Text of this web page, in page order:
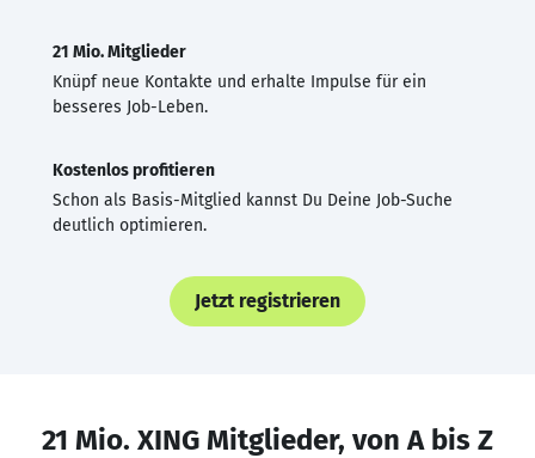
21 Mio. Mitglieder
Knüpf neue Kontakte und erhalte Impulse für ein
besseres Job-Leben.
Kostenlos profitieren
Schon als Basis-Mitglied kannst Du Deine Job-Suche
deutlich optimieren.
Jetzt registrieren
21 Mio. XING Mitglieder, von A bis Z